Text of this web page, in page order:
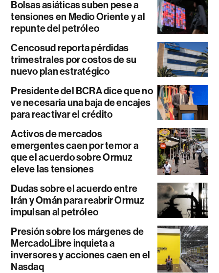
Bolsas asiáticas suben pese a
tensiones en Medio Oriente y al
repunte del petróleo
Cencosud reporta pérdidas
trimestrales por costos de su
nuevo plan estratégico
Presidente del BCRA dice que no
ve necesaria una baja de encajes
para reactivar el crédito
Activos de mercados
emergentes caen por temor a
que el acuerdo sobre Ormuz
eleve las tensiones
Dudas sobre el acuerdo entre
Irán y Omán para reabrir Ormuz
impulsan al petróleo
Presión sobre los márgenes de
MercadoLibre inquieta a
inversores y acciones caen en el
Nasdaq